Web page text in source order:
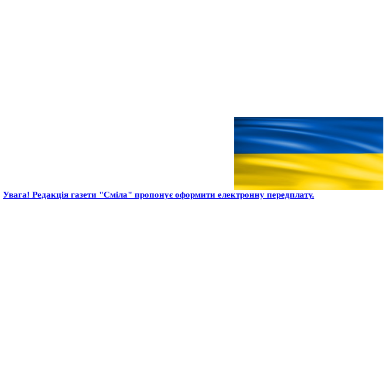
Увага! Редакція газети "Сміла" пропонує оформити електронну передплату.